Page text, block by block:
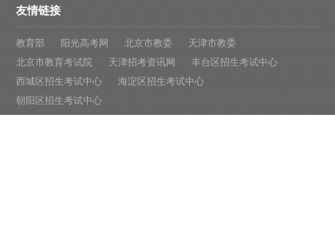
友情链接
教育部 阳光高考网 北京市教委
天津市教委
北京市教育考试院
天津招考资讯网
丰台区招生考试中心
西城区招生考试中心
海淀区招生考试中心
朝阳区招生考试中心